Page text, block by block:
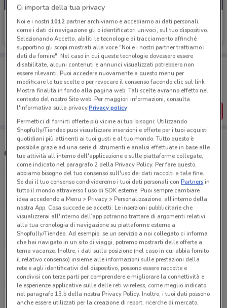
MD
Scade domenica
Porta DoveConviene sempre con te!
Puoi trovare le migliori offerte dei negozi vicino a te,
salvarle e creare la tua lista del risparmio, comodamente
dal tuo cellulare.
SCARICA L’APP
Orari e Negozi MD
Via Caudina, 177 Maddaloni
1.8 km
APERTO
Via Campania Caserta
3.4 km
CHIUSO
Via Paolo Borsellino Caserta
4.3 km
APERTO
S.S.7 Bis S. Marco Evangelista
4.4 km
APERTO
Ci importa della tua privacy
Noi e i nostri 1012partner archiviamo e accediamo ai dati personali,
come i dati di navigazione gli o identificatori univoci, sul tuo dispositivo.
Selezionando Accetto, abiliti le tecnologie di tracciamento affinché
supportino gli scopi mostrati alla voce "Noi e i nostri partner trattiamo i
dati da fornire". Nel caso in cui queste tecnologie dovessero essere
disabilitate, alcuni contenuti e annunci visualizzati potrebbero non
essere rilevanti. Puoi accedere nuovamente a questo menu per
modificare le tue scelte o per revocare il consenso facendo clic sul link
Mostra finalità in fondo alla pagina web. Tali scelte avranno effetto nel
contesto del nostro Sito web. Per maggiori informazioni, consulta
l'Informativa sulla privacy.Privacy policy
Permettici di fornirti offerte più vicine ai tuoi bisogni: Utilizzando
Shopfully/Tiendeo puoi visualizzare inserzioni e offerte per i tuoi acquisti
quotidiani più attinenti ai tuoi gusti e al tuo mondo. Tutto questo è
possibile grazie ad una serie di strumenti e analisi effettuate in base alle
tue attività all'interno dell'applicazione e sulle piattaforme collegate,
come indicato nel paragrafo 2 della Privacy Policy. Per fare questo,
abbiamo bisogno del tuo consenso sull'uso dei dati raccolti a tale fine.
Se dai il tuo consenso condivideremo i tuoi dati personali conPartnersin
tutto il mondo attraverso l’uso di SDK esterne. Puoi sempre cambiare
idea accedendo a Menu > Privacy > Personalizzazione, all’interno della
nostra App. Cosa succede se accetti: Le inserzioni pubblicitarie che
visualizzerai all'interno dell’app potranno trattare di argomenti relativi
alla tua cronologia di navigazione su piattaforme esterne a
Shopfully/Tiendeo. Ad esempio, se un servizio a noi collegato ci informa
che hai navigato in un sito di viaggi, potremo mostrarti delle offerte a
tema vacanze. Inoltre, i dati sulla posizione (nel caso in cui abbia fornito
il relativo consenso) insieme alle informazioni sulle prestazioni della
rete e agli identificativi del dispositivo, possono essere raccolte e
condivisi con terze parti per comprendere e migliorare la connettività e
le esperienze applicative sulle delle reti wireless, come meglio indicato
nel paragrafo 13.b della nostra Privacy Policy. Inoltre, i tuoi dati possono
anche essere utilizzati per la creazione di report, ricerche di mercato,